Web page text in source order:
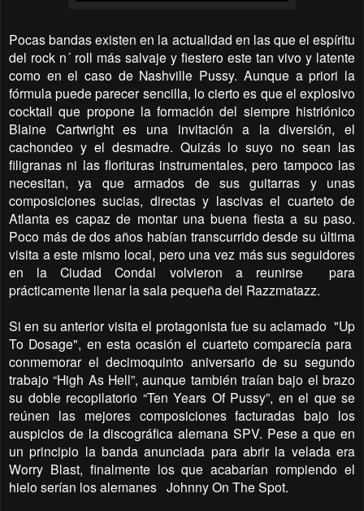
Pocas bandas existen en la actualidad en las que el espíritu
del rock n´ roll más salvaje y fiestero este tan vivo y latente
como en el caso de Nashville Pussy. Aunque a priori la
fórmula puede parecer sencilla, lo cierto es que el explosivo
cocktail que propone la formación del siempre histriónico
Blaine Cartwright es una invitación a la diversión, el
cachondeo y el desmadre. Quizás lo suyo no sean las
filigranas ni las florituras instrumentales, pero tampoco las
necesitan, ya que armados de sus guitarras y unas
composiciones sucias, directas y lascivas el cuarteto de
Atlanta es capaz de montar una buena fiesta a su paso.
Poco más de dos años habían transcurrido desde su última
visita a este mismo local, pero una vez más sus seguidores
en la Ciudad Condal volvieron a reunirse para
prácticamente llenar la sala pequeña del Razzmatazz.
Si en su anterior visita el protagonista fue su aclamado "Up
To Dosage", en esta ocasión el cuarteto comparecía para
conmemorar el decimoquinto aniversario de su segundo
trabajo “High As Hell”, aunque también traían bajo el brazo
su doble recopilatorio “Ten Years Of Pussy”, en el que se
reúnen las mejores composiciones facturadas bajo los
auspicios de la discográfica alemana SPV. Pese a que en
un principio la banda anunciada para abrir la velada era
Worry Blast, finalmente los que acabarían rompiendo el
hielo serían los alemanes Johnny On The Spot.